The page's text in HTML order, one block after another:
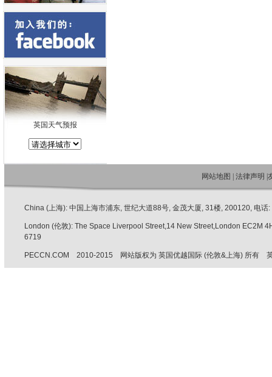
英国天气预报
网站地图 法律声明
China (上海): 中国上海市浦东, 世纪大道88号, 金茂大厦, 31楼, 200120, 电
London (伦敦): The Space Liverpool Street,14 New Street,London EC2M
6719
PECCN.COM 2010-2015 网站版权为 英国优越国际 (伦敦&上海) 所有